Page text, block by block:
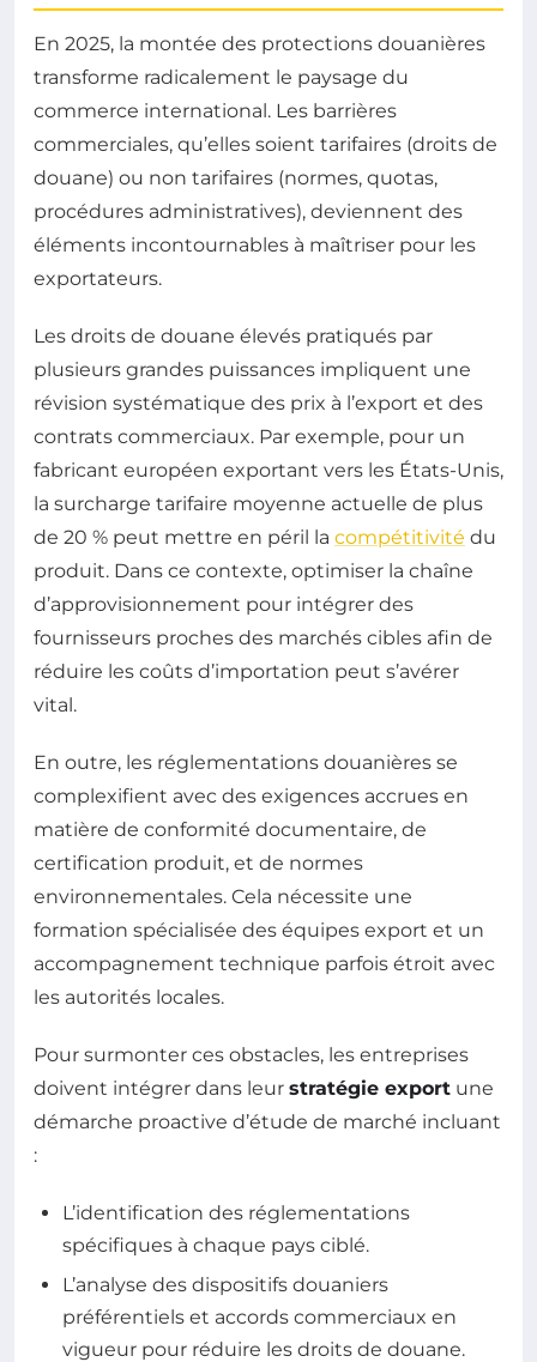
En 2025, la montée des protections douanières
transforme radicalement le paysage du
commerce international. Les barrières
commerciales, qu’elles soient tarifaires (droits de
douane) ou non tarifaires (normes, quotas,
procédures administratives), deviennent des
éléments incontournables à maîtriser pour les
exportateurs.
Les droits de douane élevés pratiqués par
plusieurs grandes puissances impliquent une
révision systématique des prix à l’export et des
contrats commerciaux. Par exemple, pour un
fabricant européen exportant vers les États-Unis,
la surcharge tarifaire moyenne actuelle de plus
de 20 % peut mettre en péril la compétitivité du
produit. Dans ce contexte, optimiser la chaîne
d’approvisionnement pour intégrer des
fournisseurs proches des marchés cibles afin de
réduire les coûts d’importation peut s’avérer
vital.
En outre, les réglementations douanières se
complexifient avec des exigences accrues en
matière de conformité documentaire, de
certification produit, et de normes
environnementales. Cela nécessite une
formation spécialisée des équipes export et un
accompagnement technique parfois étroit avec
les autorités locales.
Pour surmonter ces obstacles, les entreprises
doivent intégrer dans leur stratégie export une
démarche proactive d’étude de marché incluant
:
L’identification des réglementations
spécifiques à chaque pays ciblé.
L’analyse des dispositifs douaniers
préférentiels et accords commerciaux en
vigueur pour réduire les droits de douane.